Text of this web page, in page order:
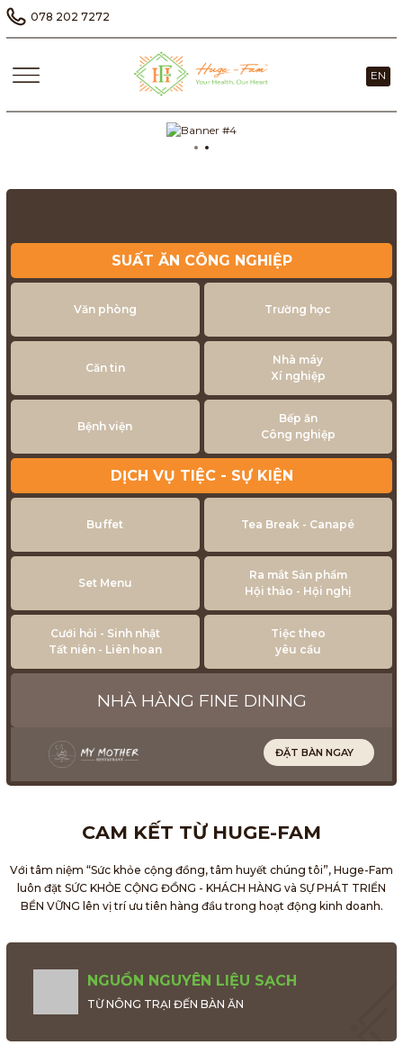
078 202 7272
EN
SUẤT ĂN CÔNG NGHIỆP
Văn phòng Trường học
Căn tin
Nhà máy
Xí nghiệp
Bệnh viện
Bếp ăn
Công nghiệp
DỊCH VỤ TIỆC - SỰ KIỆN
Buffet Tea Break - Canapé
Set Menu
Ra mắt Sản phẩm
Hội thảo - Hội nghị
Cưới hỏi - Sinh nhật
Tất niên - Liên hoan
Tiệc theo
yêu cầu
NHÀ HÀNG FINE DINING
ĐẶT BÀN NGAY
CAM KẾT TỪ HUGE-FAM
Với tâm niệm “Sức khỏe cộng đồng, tâm huyết chúng tôi”, Huge-Fam
luôn đặt SỨC KHỎE CỘNG ĐỒNG - KHÁCH HÀNG và SỰ PHÁT TRIỂN
BỀN VỮNG lên vị trí ưu tiên hàng đầu trong hoạt động kinh doanh.
NGUỒN NGUYÊN LIỆU SẠCH
TỪ NÔNG TRẠI ĐẾN BÀN ĂN